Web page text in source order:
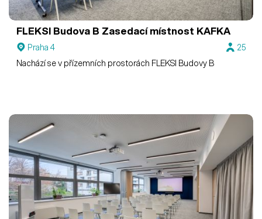
FLEKSI Budova B Zasedací místnost KAFKA
Praha 4
25
Nachází se v přízemních prostorách FLEKSI Budovy B